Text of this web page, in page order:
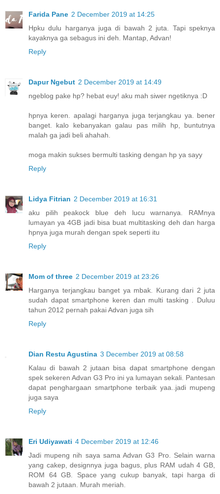
Farida Pane 2 December 2019 at 14:25
Hpku dulu harganya juga di bawah 2 juta. Tapi speknya
kayaknya ga sebagus ini deh. Mantap, Advan!
Reply
Dapur Ngebut 2 December 2019 at 14:49
ngeblog pake hp? hebat euy! aku mah siwer ngetiknya :D
hpnya keren. apalagi harganya juga terjangkau ya. bener
banget. kalo kebanyakan galau pas milih hp, buntutnya
malah ga jadi beli ahahah.
moga makin sukses bermulti tasking dengan hp ya sayy
Reply
Lidya Fitrian 2 December 2019 at 16:31
aku pilih peakock blue deh lucu warnanya. RAMnya
lumayan ya 4GB jadi bisa buat multitasking deh dan harga
hpnya juga murah dengan spek seperti itu
Reply
Mom of three 2 December 2019 at 23:26
Harganya terjangkau banget ya mbak. Kurang dari 2 juta
sudah dapat smartphone keren dan multi tasking . Duluu
tahun 2012 pernah pakai Advan juga sih
Reply
Dian Restu Agustina 3 December 2019 at 08:58
Kalau di bawah 2 jutaan bisa dapat smartphone dengan
spek sekeren Advan G3 Pro ini ya lumayan sekali. Pantesan
dapat penghargaan smartphone terbaik yaa..jadi mupeng
juga saya
Reply
Eri Udiyawati 4 December 2019 at 12:46
Jadi mupeng nih saya sama Advan G3 Pro. Selain warna
yang cakep, designnya juga bagus, plus RAM udah 4 GB,
ROM 64 GB. Space yang cukup banyak, tapi harga di
bawah 2 jutaan. Murah meriah.